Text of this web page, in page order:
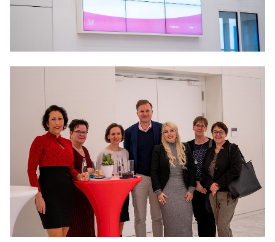
Anträge CDU
Kleine Anfragen
CDU Deutschland
CDU Fraktion im Brandenburger Landtag
CDU Potsdam